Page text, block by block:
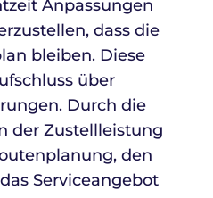
Anpassungen
dass die
bleiben. Diese
über
Durch die
der Zustellleistung
den
Serviceangebot